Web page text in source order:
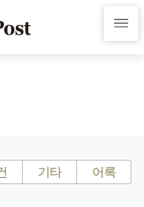
기타 어록